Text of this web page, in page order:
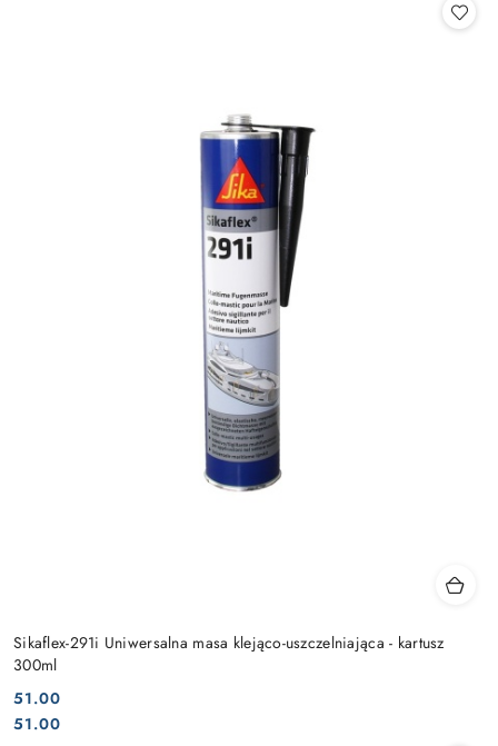
Sikaflex-291i Uniwersalna masa klejąco-uszczelniająca - kartusz
300ml
Cena:
51.00
Cena:
51.00